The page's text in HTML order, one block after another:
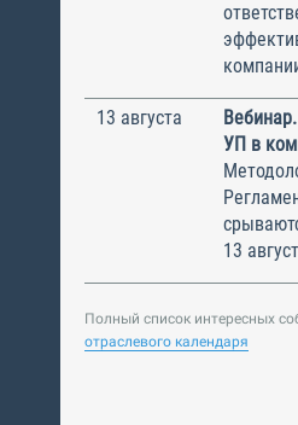
13 августа
УП в
13
Полный список интересных
отраслевого календаря